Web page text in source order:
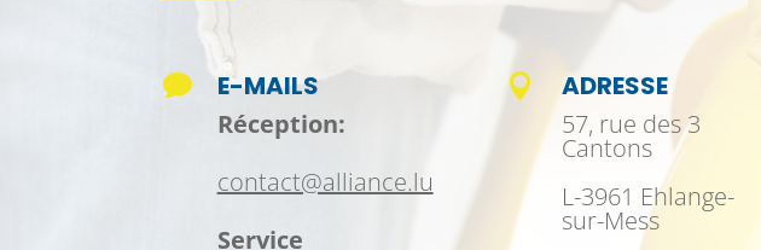
 E-MAILS
Réception:
contact@alliance.lu
Service
 ADRESSE
57, rue des 3
Cantons
L-3961 Ehlange-
sur-Mess